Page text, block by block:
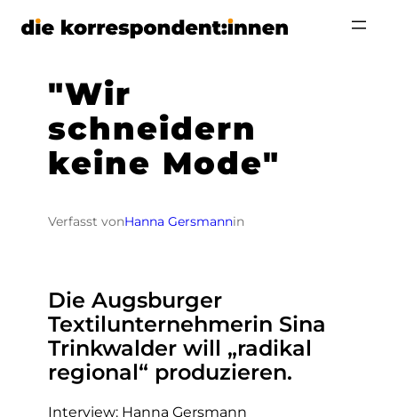
Zum
"Wir
schneidern
keine Mode"
Verfasst vonHanna Gersmannin
Die Augsburger
Textilunternehmerin Sina
Trinkwalder will „radikal
regional“ produzieren.
Interview: Hanna Gersmann